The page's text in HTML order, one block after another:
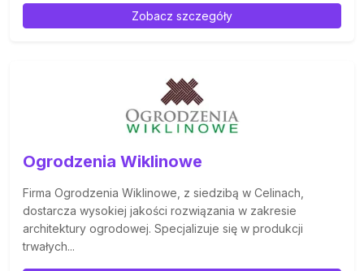
Zobacz szczegóły
Ogrodzenia Wiklinowe
Firma Ogrodzenia Wiklinowe, z siedzibą w Celinach,
dostarcza wysokiej jakości rozwiązania w zakresie
architektury ogrodowej. Specjalizuje się w produkcji
trwałych...